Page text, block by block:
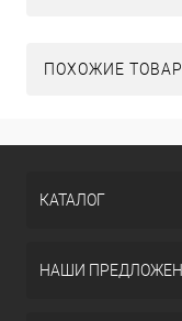
ПОХОЖИЕ
КАТАЛОГ
НАШИ